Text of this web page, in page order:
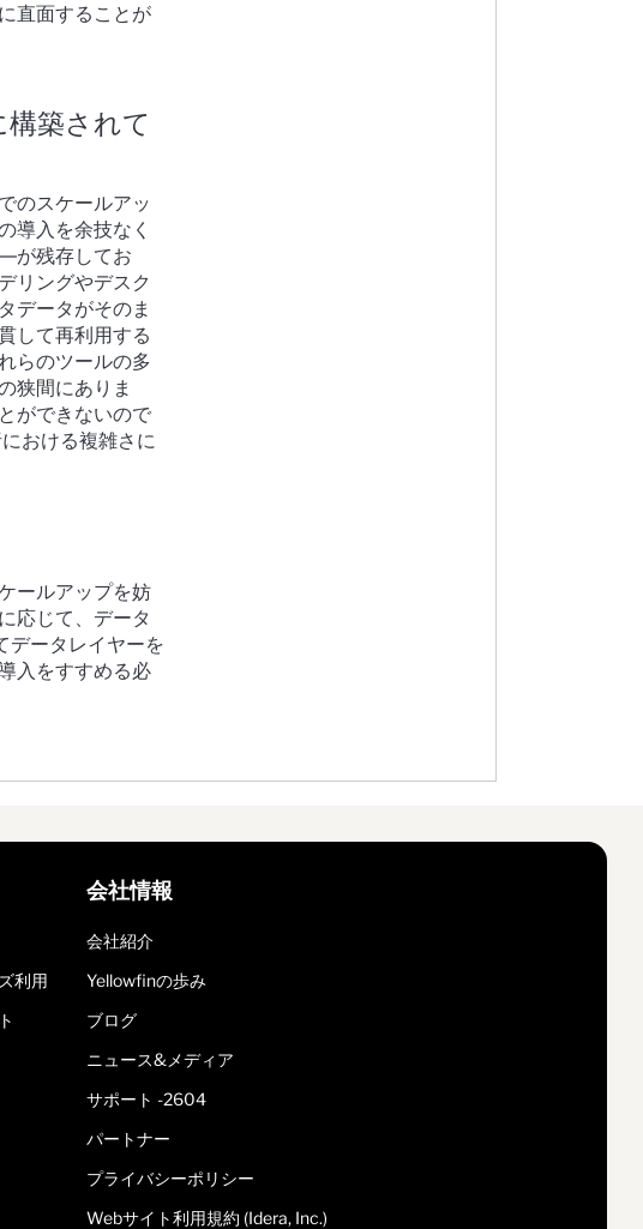
直面することが
築されて
のスケールアッ
導入を余技なく
が残存してお
リングやデスク
データがそのま
して再利用する
らのツールの多
狭間にありま
ができないので
おける複雑さに
ールアップを妨
応じて、データ
データレイヤーを
入をすすめる必
利用
会社情報
会社紹介
Yellowfinの歩み
ブログ
ニュース&メディア
サポート -2604
パートナー
プライバシーポリシー
Webサイト利用規約 (Idera, Inc.)